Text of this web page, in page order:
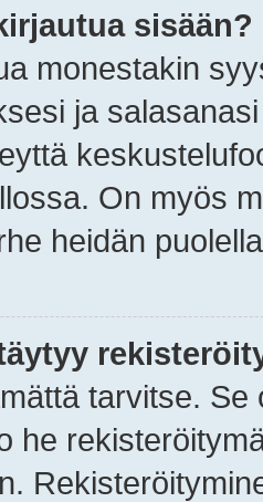
sisään?
monestakin
ja
On myös
heidän
tarvitse.
he